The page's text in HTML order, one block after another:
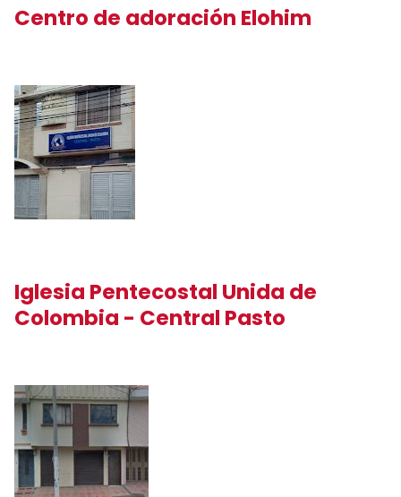
Centro de adoración Elohim
Iglesia Pentecostal Unida de
Colombia - Central Pasto